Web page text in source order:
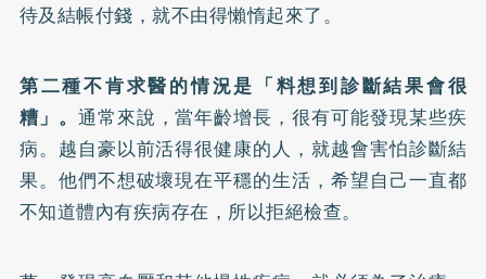
待及結帳付錢，就不由得懶惰起來了。
第二種不肯求醫的情況是「料想到診斷結果會很
糟」。 通常來說，當年齡增長，很有可能發現某些疾
病。越自豪以前活得很健康的人，就越會害怕診斷結
果。他們不想破壞現在平穩的生活，希望自己一直都
不知道體內有疾病存在，所以拒絕檢查。